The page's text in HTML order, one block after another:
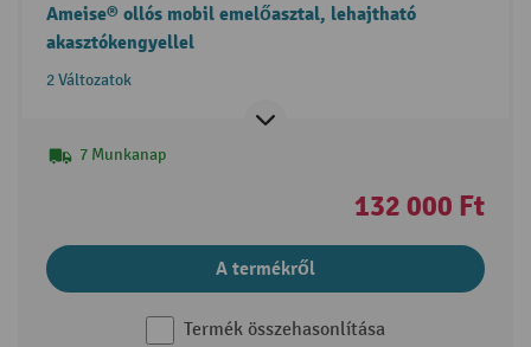
Ameise® ollós mobil emelőasztal, lehajtható
akasztókengyellel
2 Változatok
7 Munkanap
132 000 Ft
A termékről
Termék összehasonlítása